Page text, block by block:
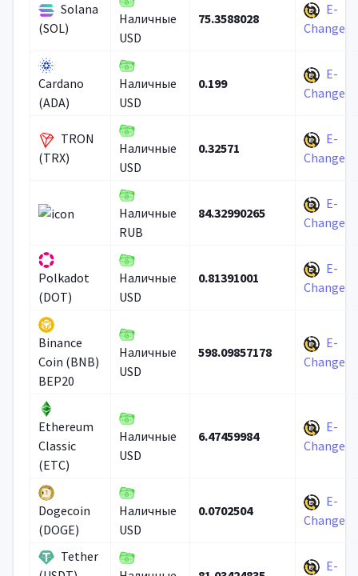
Solana
(SOL)
Наличные
USD
75.3588028
E-
Change
Cardano
(ADA)
Наличные
USD
0.199
E-
Change
TRON
(TRX)
Наличные
USD
0.32571
E-
Change
Наличные
RUB
84.32990265
E-
Change
Polkadot
(DOT)
Наличные
USD
0.81391001
E-
Change
Binance
Coin (BNB)
BEP20
Наличные
USD
598.09857178
E-
Change
Ethereum
Classic
(ETC)
Наличные
USD
6.47459984
E-
Change
Dogecoin
(DOGE)
Наличные
USD
0.0702504
E-
Change
Tether
E-